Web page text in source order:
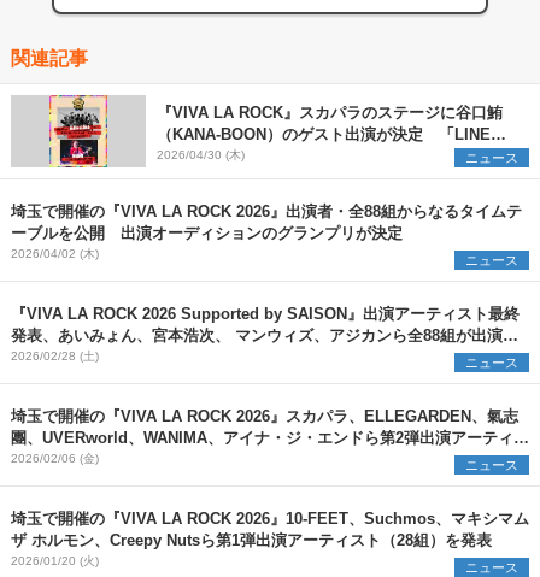
関連記事
『VIVA LA ROCK』スカパラのステージに⾕⼝鮪
（KANA-BOON）のゲスト出演が決定 「LINE
VOOM」で出演者による出演後トーク独占ライブ配
信を実施
2026/04/30 (木) ニュース
埼玉で開催の『VIVA LA ROCK 2026』出演者・全88組からなるタイムテ
ーブルを公開 出演オーディションのグランプリが決定
2026/04/02 (木) ニュース
『VIVA LA ROCK 2026 Supported by SAISON』出演アーティスト最終
発表、あいみょん、宮本浩次、 マンウィズ、アジカンら全88組が出演日
とともに発表
2026/02/28 (土) ニュース
埼玉で開催の『VIVA LA ROCK 2026』スカパラ、ELLEGARDEN、氣志
團、UVERworld、WANIMA、アイナ・ジ・エンドら第2弾出演アーティス
ト（23組）を発表
2026/02/06 (金) ニュース
埼玉で開催の『VIVA LA ROCK 2026』10-FEET、Suchmos、マキシマム
ザ ホルモン、Creepy Nutsら第1弾出演アーティスト（28組）を発表
2026/01/20 (火) ニュース